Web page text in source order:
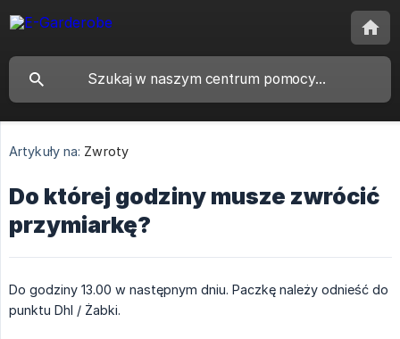
Artykuły na: Zwroty
Do której godziny musze zwrócić
przymiarkę?
Do godziny 13.00 w następnym dniu. Paczkę należy odnieść do
punktu Dhl / Żabki.